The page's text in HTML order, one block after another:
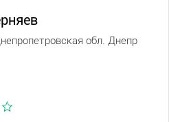
обл. Днепр